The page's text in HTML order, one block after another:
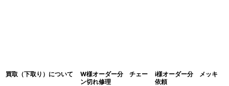
買取（下取り）について
W様オーダー分 チェー
ン切れ修理
i様オーダー分 メッキ
依頼